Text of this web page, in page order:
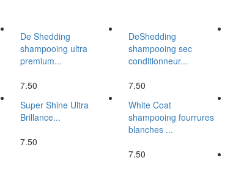
De Shedding
shampooing ultra
premium...
7.50
DeShedding
shampooing sec
conditionneur...
7.50
Super Shine Ultra
Brillance...
7.50
White Coat
shampooing fourrures
blanches ...
7.50